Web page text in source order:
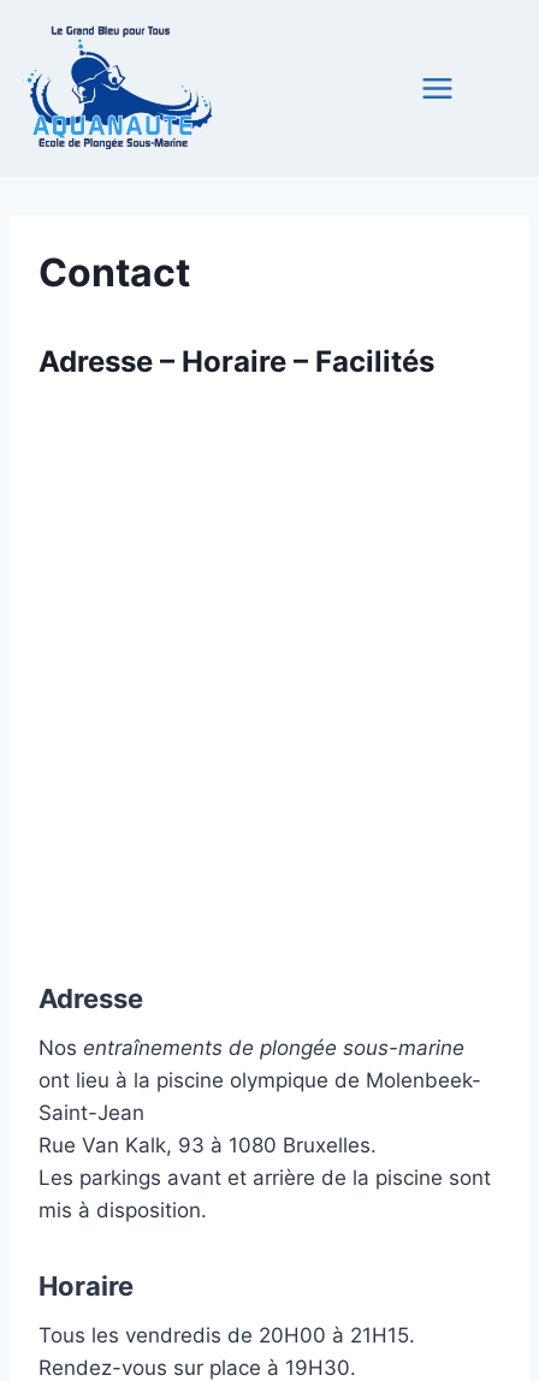
contenu
Contact
Adresse – Horaire – Facilités
Adresse
Nos entraînements de plongée sous-marine
ont lieu à la piscine olympique de Molenbeek-
Saint-Jean
Rue Van Kalk, 93 à 1080 Bruxelles.
Les parkings avant et arrière de la piscine sont
mis à disposition.
Horaire
Tous les vendredis de 20H00 à 21H15.
Rendez-vous sur place à 19H30.